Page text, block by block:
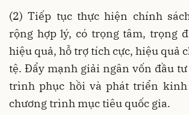
(2) Tiếp tục thực hiện chính
rộng hợp lý, có trọng tâm, trọng
hiệu quả, hỗ trợ tích cực, hiệu quả
tệ. Đẩy mạnh giải ngân vốn đầu tư
trình phục hồi và phát triển
chương trình mục tiêu quốc gia.